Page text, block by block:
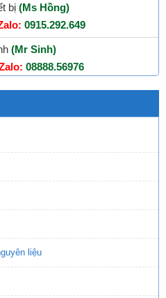
liệu
bị (Ms Hồng)
0915.292.649
(Mr Sinh)
08888.56976